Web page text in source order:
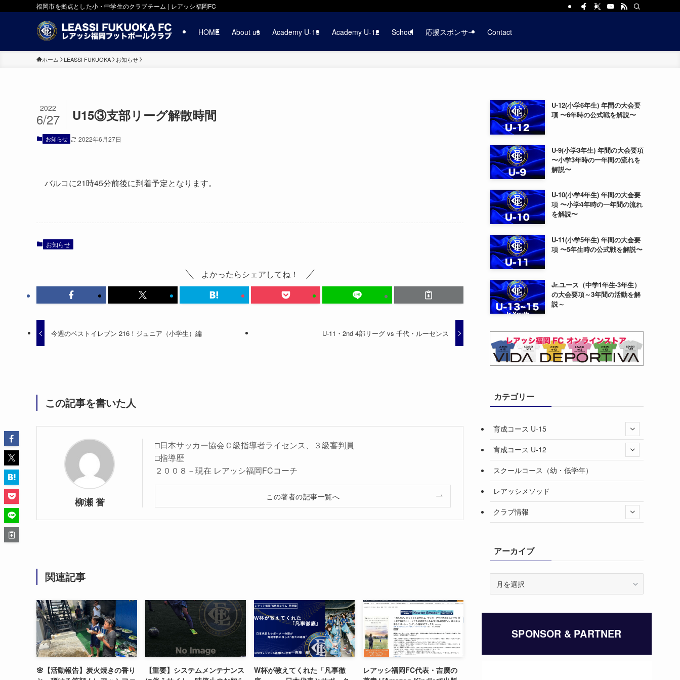
福岡市を拠点とした小・中学生のクラブチーム | レアッシ福岡FC
HOME About us Academy U-15 Academy U-12 School 応援スポンサー Contact
ホーム LEASSI FUKUOKA お知らせ
U15③支部リーグ解散時間
2022
6/27
お知らせ 2022年6月27日
バルコに21時45分前後に到着予定となります。
お知らせ
よかったらシェアしてね！
今週のベストイレブン 216！ジュニア（小学生）編 U-11・2nd 4部リーグ vs 千代・ルーセンス
この記事を書いた人
柳瀬 誉
□日本サッカー協会Ｃ級指導者ライセンス、３級審判員
□指導歴
２００８－現在 レアッシ福岡FCコーチ
この著者の記事一覧へ
関連記事
🌸【活動報告】炭火焼きの香り
【重要】システムメンテナンス
W杯が教えてくれた「凡事徹
レアッシ福岡FC代表・吉廣の
U-12(小学6年生) 年間の大会要
項 〜6年時の公式戦を解説〜
U-9(小学3年生) 年間の大会要項
〜小学3年時の一年間の流れを
解説〜
U-10(小学4年生) 年間の大会要
項 〜小学4年時の一年間の流れ
を解説〜
U-11(小学5年生) 年間の大会要
項 〜5年生時の公式戦を解説〜
Jr.ユース（中学1年生-3年生）
の大会要項～3年間の活動を解
説～
カテゴリー
育成コース U-15
育成コース U-12
スクールコース（幼・低学年）
レアッシメソッド
クラブ情報
アーカイブ
イ
SPONSOR & PARTNER